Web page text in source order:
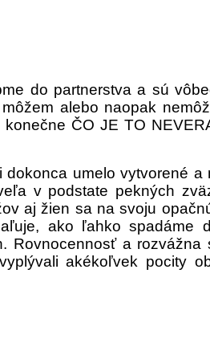
do partnerstva a sú
alebo naopak
ČO JE TO
umelo vytvorené a
v podstate pekných
aj žien sa na svoju
ako ľahko spadáme
Rovnocennosť a rozvážna
akékoľvek pocity